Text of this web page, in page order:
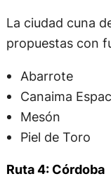
La ciudad cuna
propuestas con
Abarrote
Canaima
Mesón
Piel de Toro
Ruta 4: Córdoba